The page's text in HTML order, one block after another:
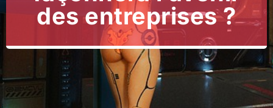
des entreprises ?